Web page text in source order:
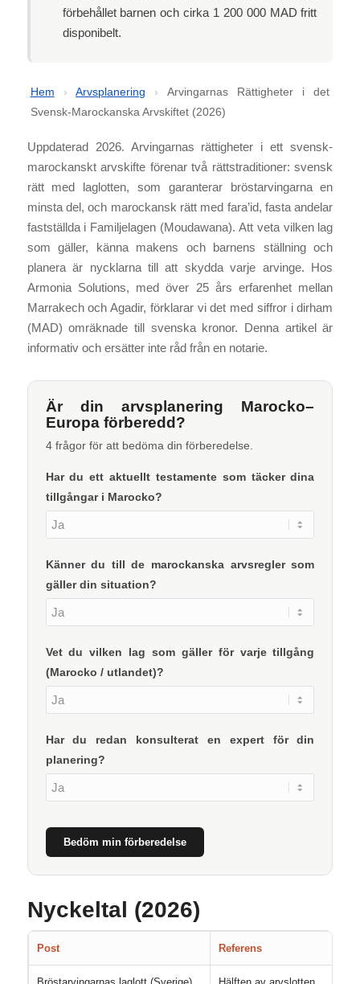
förbehållet barnen och cirka 1 200 000 MAD fritt
disponibelt.
Hem › Arvsplanering ›
Arvingarnas Rättigheter i det
Svensk-Marockanska Arvskiftet (2026)
Uppdaterad 2026. Arvingarnas rättigheter i ett svensk-
marockanskt arvskifte förenar två rättstraditioner: svensk
rätt med laglotten, som garanterar bröstarvingarna en
minsta del, och marockansk rätt med fara’id, fasta andelar
fastställda i Familjelagen (Moudawana). Att veta vilken lag
som gäller, känna makens och barnens ställning och
planera är nycklarna till att skydda varje arvinge. Hos
Armonia Solutions, med över 25 års erfarenhet mellan
Marrakech och Agadir, förklarar vi det med siffror i dirham
(MAD) omräknade till svenska kronor. Denna artikel är
informativ och ersätter inte råd från en notarie.
Är din arvsplanering Marocko–
Europa förberedd?
4 frågor för att bedöma din förberedelse.
Har du ett aktuellt testamente som täcker dina
tillgångar i Marocko?
Känner du till de marockanska arvsregler som
gäller din situation?
Vet du vilken lag som gäller för varje tillgång
(Marocko / utlandet)?
Har du redan konsulterat en expert för din
planering?
Bedöm min förberedelse
Nyckeltal (2026)
Post Referens